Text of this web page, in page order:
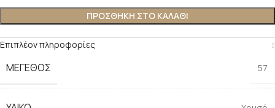
ΠΡΟΣΘΉΚΗ ΣΤΟ ΚΑΛΆΘΙ
Επιπλέον πληροφορίες
ΜΈΓΕΘΟΣ 57